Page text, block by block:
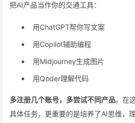
把AI产品当作你的交通工具：
用ChatGPT帮你写文案
用Copilot辅助编程
用Midjourney生成图片
用Qoder理解代码
多注册几个账号，多尝试不同产品。在
具体任务，更重要的是培养了AI思维，